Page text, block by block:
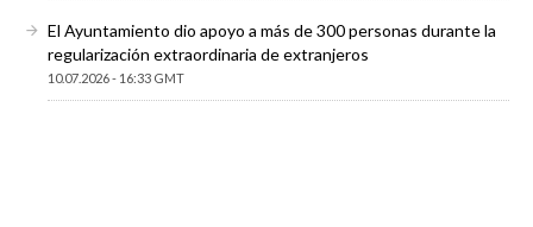
El Ayuntamiento dio apoyo a más de 300 personas durante la
regularización extraordinaria de extranjeros
10.07.2026 - 16:33 GMT